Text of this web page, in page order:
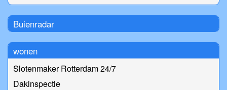
Buienradar
wonen
Slotenmaker Rotterdam 24/7
Dakinspectie